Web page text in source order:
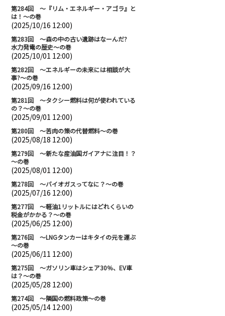
第284回 ～『リム・エネルギー・アゴラ』と
は！～の巻
(2025/10/16 12:00)
第283回 ～森の中の古い遺跡はなーんだ?
水力発電の歴史～の巻
(2025/10/01 12:00)
第282回 ～エネルギーの未来には相談が大
事?～の巻
(2025/09/16 12:00)
第281回 ～タクシー燃料は何が使われている
の？～の巻
(2025/09/01 12:00)
第280回 ～苦肉の策の代替燃料～の巻
(2025/08/18 12:00)
第279回 ～新たな産油国ガイアナに注目！？
～の巻
(2025/08/01 12:00)
第278回 ～バイオガスってなに？～の巻
(2025/07/16 12:00)
第277回 ～軽油1リットルにはどれくらいの
税金がかかる？～の巻
(2025/06/25 12:00)
第276回 ～LNGタンカーはキタイの元を運ぶ
～の巻
(2025/06/11 12:00)
第275回 ～ガソリン車はシェア30％、EV車
は？～の巻
(2025/05/28 12:00)
第274回 ～隣国の燃料政策～の巻
(2025/05/14 12:00)